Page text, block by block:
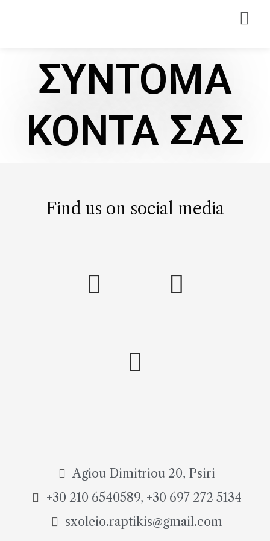
ΣΥΝΤΟΜΑ
ΚΟΝΤΑ ΣΑΣ
Find us on social media
Agiou Dimitriou 20, Psiri
+30 210 6540589, +30 697 272 5134
sxoleio.raptikis@gmail.com